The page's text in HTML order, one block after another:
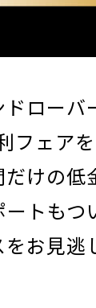
ローバ
フェア
けの低
トもつ
お見逃